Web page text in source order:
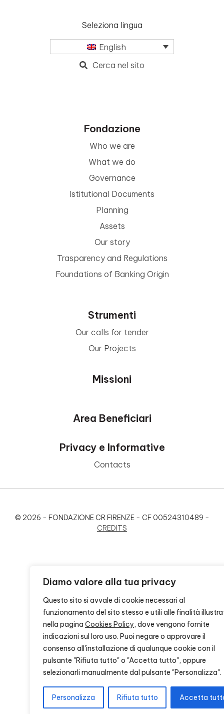
Diamo valore alla tua privacy
Questo sito si avvale di cookie necessari al
funzionamento del sito stesso e utili alle finalità
nella pagina Cookies Policy, dove vengono fornite
indicazioni sul loro uso. Puoi negare o approvare il
consenso all'installazione di qualunque cookie con il
pulsante "Rifiuta tutto" o "Accetta tutto", oppure
selezionarli manualmente dal pulsante "Personalizza".
Personalizza Rifiuta tutto Accetta
Seleziona lingua
English
Cerca nel sito
Fondazione
Who we are
What we do
Governance
Istitutional Documents
Planning
Assets
Our story
Trasparency and Regulations
Foundations of Banking Origin
Strumenti
Our calls for tender
Our Projects
Missioni
Area Beneficiari
Privacy e Informative
Contacts
© 2026 - FONDAZIONE CR FIRENZE - CF 00524310489 -
CREDITS